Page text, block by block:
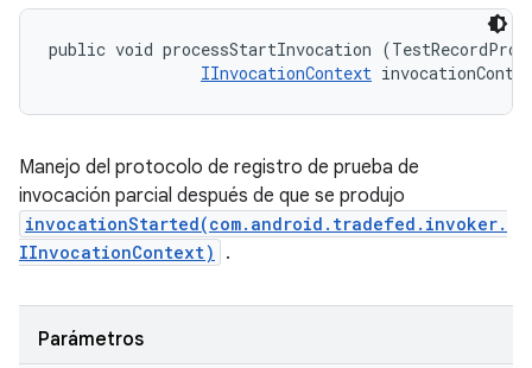
public void processStartInvocation
IInvocationContext
Manejo del protocolo de registro de prueba de
invocación parcial después de que se produjo
invocationStarted(com.android.tradefed.invoker.
IInvocationContext)
.
Parámetros